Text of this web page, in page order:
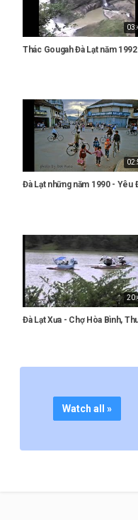
Thác Gougah Đà Lạt năm
Đà Lạt những năm 1990 - Yêu
Đà Lạt Xưa - Chợ Hòa Bình,
Watch all »